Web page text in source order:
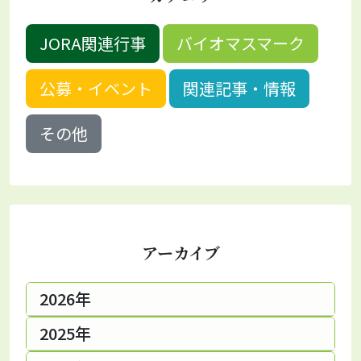
JORA関連行事
バイオマスマーク
公募・イベント
関連記事・情報
その他
アーカイブ
2026年
2025年